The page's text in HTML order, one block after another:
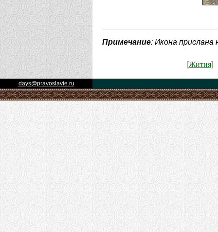
Примечание: Икона
[Жития]
days@pravoslavie.ru